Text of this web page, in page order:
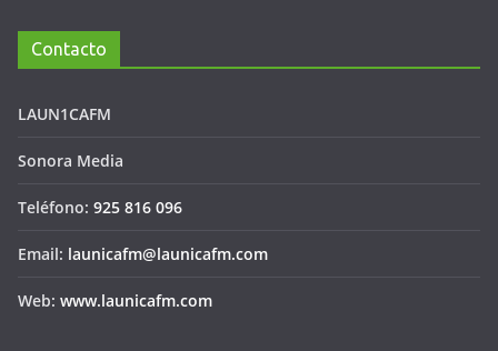
Contacto
LAUN1CAFM
Sonora Media
Teléfono: 925 816 096
Email: launicafm@launicafm.com
Web: www.launicafm.com